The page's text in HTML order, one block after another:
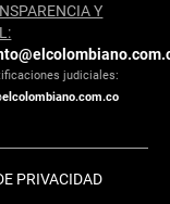
Y
judiciales:
PRIVACIDAD